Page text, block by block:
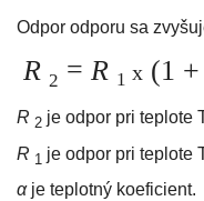
Odpor odporu sa
R 2 = R 1 x (1
R 2 je odpor pri teplote
R 1 je odpor pri teplote
αje teplotný koeficient.